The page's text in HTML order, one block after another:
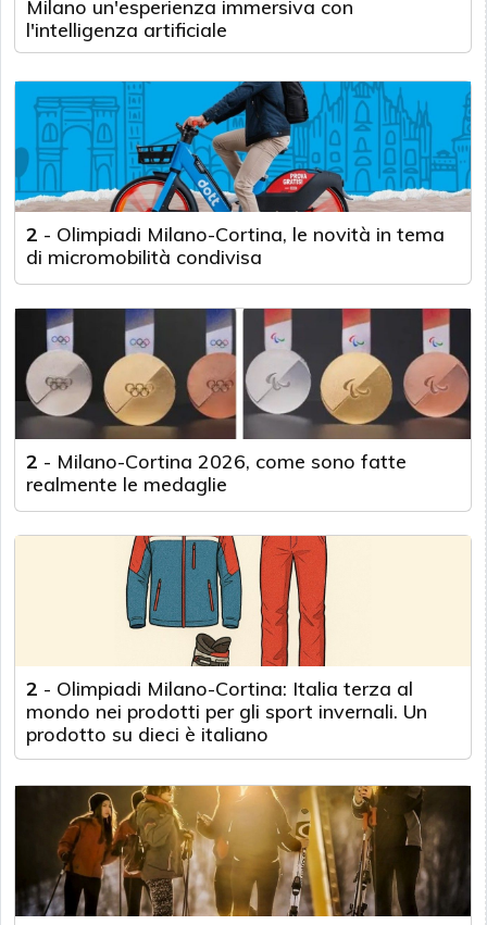
Milano un'esperienza immersiva con
l'intelligenza artificiale
2 - Olimpiadi Milano-Cortina, le novità in tema
di micromobilità condivisa
2 - Milano-Cortina 2026, come sono fatte
realmente le medaglie
2 - Olimpiadi Milano-Cortina: Italia terza al
mondo nei prodotti per gli sport invernali. Un
prodotto su dieci è italiano